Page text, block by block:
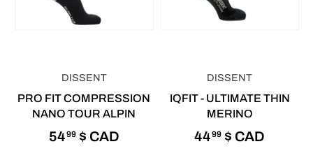
DISSENT
PRO FIT COMPRESSION
NANO TOUR ALPIN
5499$ CAD
DISSENT
IQFIT - ULTIMATE THIN
MERINO
4499 $ CAD